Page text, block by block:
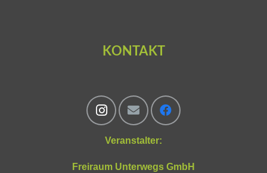
KONTAKT
Veranstalter:
Freiraum Unterwegs GmbH